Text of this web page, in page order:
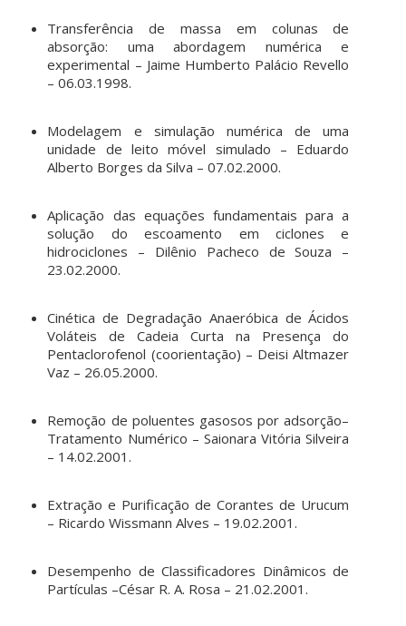
Transferência de massa em colunas de
absorção: uma abordagem numérica e
experimental – Jaime Humberto Palácio Revello
– 06.03.1998.
Modelagem e simulação numérica de uma
unidade de leito móvel simulado – Eduardo
Alberto Borges da Silva – 07.02.2000.
Aplicação das equações fundamentais para a
solução do escoamento em ciclones e
hidrociclones – Dilênio Pacheco de Souza –
23.02.2000.
Cinética de Degradação Anaeróbica de Ácidos
Voláteis de Cadeia Curta na Presença do
Pentaclorofenol (coorientação) – Deisi Altmazer
Vaz – 26.05.2000.
Remoção de poluentes gasosos por adsorção–
Tratamento Numérico – Saionara Vitória Silveira
– 14.02.2001.
Extração e Purificação de Corantes de Urucum
– Ricardo Wissmann Alves – 19.02.2001.
Desempenho de Classificadores Dinâmicos de
Partículas –César R. A. Rosa – 21.02.2001.